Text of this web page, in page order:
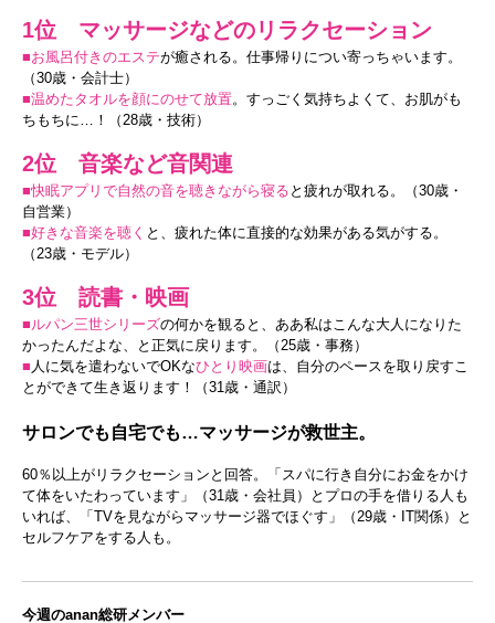
1位 マッサージなどのリラクセーション
■お風呂付きのエステが癒される。仕事帰りについ寄っちゃいます。
（30歳・会計士）
■温めたタオルを顔にのせて放置。すっごく気持ちよくて、お肌がも
ちもちに…！（28歳・技術）
2位 音楽など音関連
■快眠アプリで自然の音を聴きながら寝る と疲れが取れる。（30歳・
自営業）
■好きな音楽を聴く と、疲れた体に直接的な効果がある気がする。
（23歳・モデル）
3位 読書・映画
■ルパン三世シリーズの何かを観ると、ああ私はこんな大人になりた
かったんだよな、と正気に戻ります。（25歳・事務）
■ 人に気を遣わないでOKなひとり映画は、自分のペースを取り戻すこ
とができて生き返ります！（31歳・通訳）
サロンでも自宅でも…マッサージが救世主。
60％以上がリラクセーションと回答。「スパに行き自分にお金をかけ
て体をいたわっています」（31歳・会社員）とプロの手を借りる人も
いれば、「TVを見ながらマッサージ器でほぐす」（29歳・IT関係）と
セルフケアをする人も。
今週のanan総研メンバー